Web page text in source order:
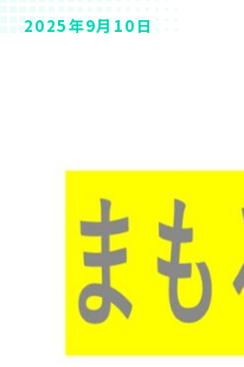
2025年9月10日